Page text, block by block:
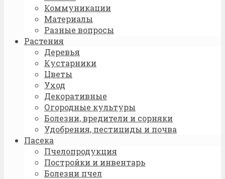
Коммуникации
Материалы
Разные вопросы
Растения
Деревья
Кустарники
Цветы
Уход
Декоративные
Огородные культуры
Болезни, вредители и сорняки
Удобрения, пестициды и почва
Пасека
Пчелопродукция
Постройки и инвентарь
Болезни пчел